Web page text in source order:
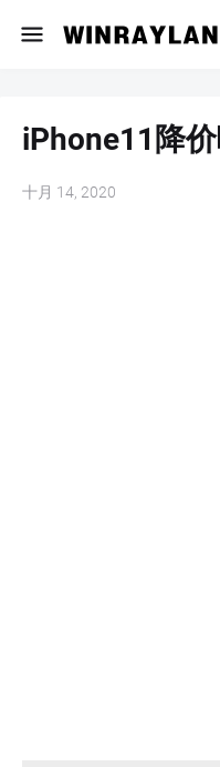
iPhone11降
十月 14, 2020